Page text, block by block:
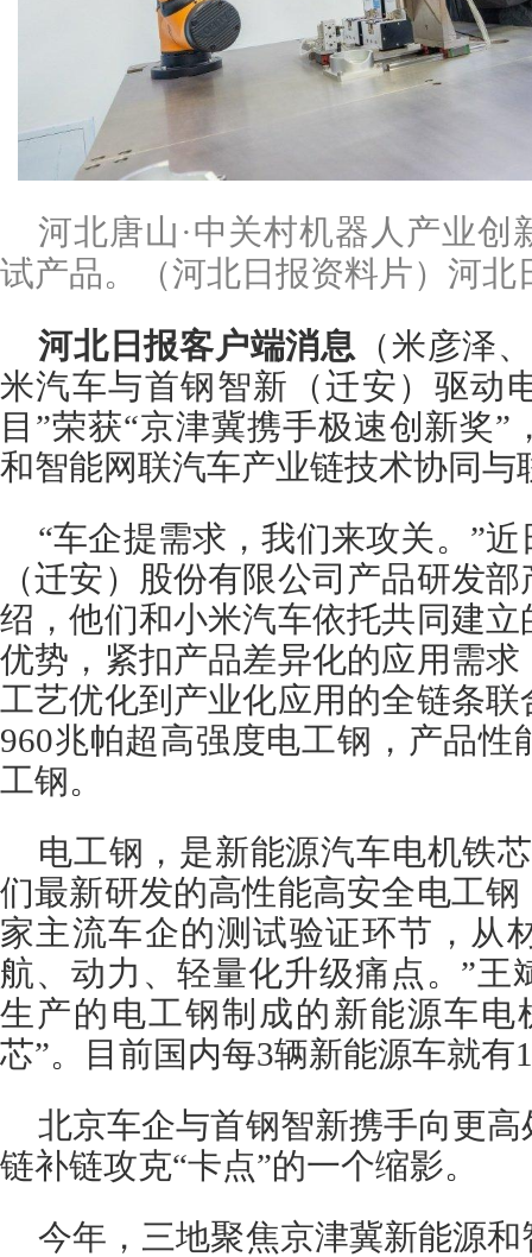
河北唐山·中关村机器人产业创
试产品。（河北日报资料片）河北
河北日报客户端消息 （米彦泽
米汽车与首钢智新（迁安）驱动
目”荣获“京津冀携手极速创新奖
和智能网联汽车产业链技术协同与
“车企提需求，我们来攻关。”
（迁安）股份有限公司产品研发
绍，他们和小米汽车依托共同建
优势，紧扣产品差异化的应用需
工艺优化到产业化应用的全链条
960兆帕超高强度电工钢，产品性
工钢。
电工钢，是新能源汽车电机铁
们最新研发的高性能高安全电工
家主流车企的测试验证环节，从
航、动力、轻量化升级痛点。”王
生产的电工钢制成的新能源车电
芯”。目前国内每3辆新能源车就有
北京车企与首钢智新携手向更
链补链攻克“卡点”的一个缩影。
今年，三地聚焦京津冀新能源